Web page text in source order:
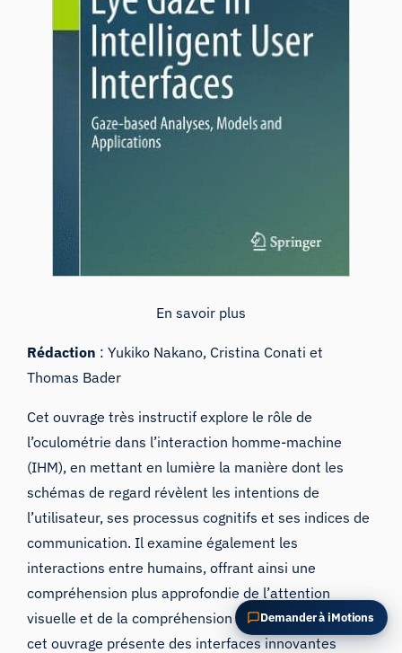
En savoir plus
Rédaction : Yukiko Nakano, Cristina Conati et
Thomas Bader
Cet ouvrage très instructif explore le rôle de
l’oculométrie dans l’interaction homme-machine
(IHM), en mettant en lumière la manière dont les
schémas de regard révèlent les intentions de
l’utilisateur, ses processus cognitifs et ses indices de
communication. Il examine également les
interactions entre humains, offrant ainsi une
compréhension plus approfondie de l’attention
visuelle et de la compréhension du dialogue. De plus,
cet ouvrage présente des interfaces innovantes
Demander à iMotions
Assistant de Recherche iMotions
Posez des questions sur les méthodes de
recherche, les produits, les capteurs, les SDK,
Comment pourrais-je appliquer cela ?